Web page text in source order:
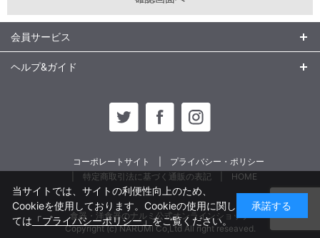
会員サービス
ヘルプ&ガイド
コーポレートサイト
プライバシー・ポリシー
特定商取引法に基づく通販の表記
HOME
食器・洋食器のナルミ公式オンラインショップ
Copyright (c) NARUMI Co,Ltd All right reseaved.
当サイトでは、サイトの利便性向上のため、
Cookieを使用しております。Cookieの使用に関し
ては 「プライバシーポリシー」をご覧ください。
承諾する